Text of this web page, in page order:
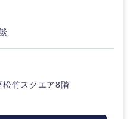
竹スクエア8階